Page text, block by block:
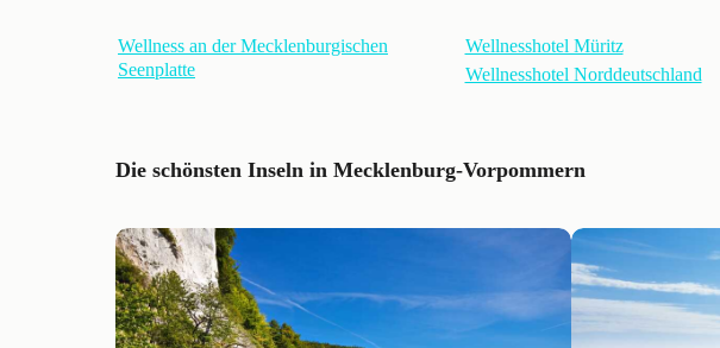
Wellness an der Mecklenburgischen
Seenplatte
Wellnesshotel Müritz
Wellnesshotel Norddeutschland
Die schönsten Inseln in Mecklenburg-Vorpommern